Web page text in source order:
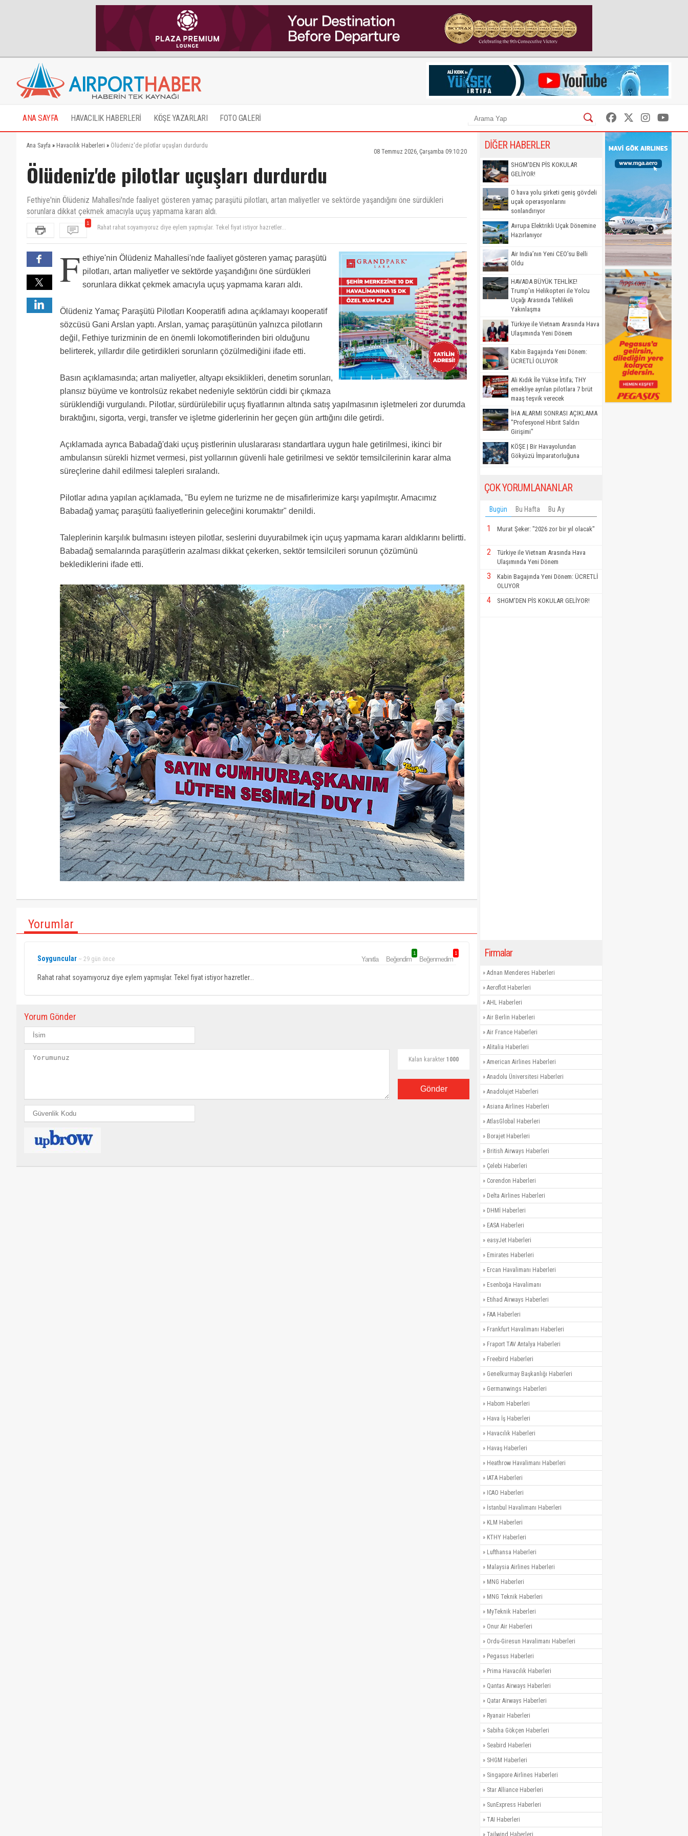
ANA SAYFA HAVACILIK HABERLERİ KÖŞE YAZARLARI FOTO GALERİ
Ana Sayfa » Havacılık Haberleri » Ölüdeniz'de pilotlar uçuşları durdurdu
08 Temmuz 2026, Çarşamba 09:10:20
Ölüdeniz'de pilotlar uçuşları durdurdu
Fethiye'nin Ölüdeniz Mahallesi'nde faaliyet gösteren yamaç paraşütü pilotları, artan maliyetler ve sektörde yaşandığını öne sürdükleri
sorunlara dikkat çekmek amacıyla uçuş yapmama kararı aldı.
1
Rahat rahat soyamıyoruz diye eylem yapmışlar. Tekel fiyat istiyor hazretler...
F ethiye'nin Ölüdeniz Mahallesi'nde faaliyet gösteren yamaç paraşütü
pilotları, artan maliyetler ve sektörde yaşandığını öne sürdükleri
sorunlara dikkat çekmek amacıyla uçuş yapmama kararı aldı.
Ölüdeniz Yamaç Paraşütü Pilotları Kooperatifi adına açıklamayı kooperatif
sözcüsü Gani Arslan yaptı. Arslan, yamaç paraşütünün yalnızca pilotların
değil, Fethiye turizminin de en önemli lokomotiflerinden biri olduğunu
belirterek, yıllardır dile getirdikleri sorunların çözülmediğini ifade etti.
Basın açıklamasında; artan maliyetler, altyapı eksiklikleri, denetim sorunları,
plansız büyüme ve kontrolsüz rekabet nedeniyle sektörün ciddi bir çıkmaza
sürüklendiği vurgulandı. Pilotlar, sürdürülebilir uçuş fiyatlarının altında satış yapılmasının işletmeleri zor durumda
bıraktığını, sigorta, vergi, transfer ve işletme giderlerinin her geçen gün arttığını dile getirdi.
Açıklamada ayrıca Babadağ'daki uçuş pistlerinin uluslararası standartlara uygun hale getirilmesi, ikinci bir
ambulansın sürekli hizmet vermesi, pist yollarının güvenli hale getirilmesi ve sektör temsilcilerinin karar alma
süreçlerine dahil edilmesi talepleri sıralandı.
Pilotlar adına yapılan açıklamada, "Bu eylem ne turizme ne de misafirlerimize karşı yapılmıştır. Amacımız
Babadağ yamaç paraşütü faaliyetlerinin geleceğini korumaktır" denildi.
Taleplerinin karşılık bulmasını isteyen pilotlar, seslerini duyurabilmek için uçuş yapmama kararı aldıklarını belirtti.
Babadağ semalarında paraşütlerin azalması dikkat çekerken, sektör temsilcileri sorunun çözümünü
beklediklerini ifade etti.
Yorumlar
Soyguncular ~ 29 gün önce Yanıtla Beğendim
1
Beğenmedim
1
Rahat rahat soyamıyoruz diye eylem yapmışlar. Tekel fiyat istiyor hazretler...
Yorum Gönder
Kalan karakter 1000
Gönder
DİĞER HABERLER
SHGM'DEN PİS KOKULAR
GELİYOR!
O hava yolu şirketi geniş gövdeli
uçak operasyonlarını
sonlandırıyor
Avrupa Elektrikli Uçak Dönemine
Hazırlanıyor
Air India’nın Yeni CEO’su Belli
Oldu
HAVADA BÜYÜK TEHLİKE!
Trump'ın Helikopteri ile Yolcu
Uçağı Arasında Tehlikeli
Yakınlaşma
Türkiye ile Vietnam Arasında Hava
Ulaşımında Yeni Dönem
Kabin Bagajında Yeni Dönem:
ÜCRETLİ OLUYOR
Ali Kıdık İle Yükse İrtifa; THY
emekliye ayrılan pilotlara 7 brüt
maaş teşvik verecek
İHA ALARMI SONRASI AÇIKLAMA
"Profesyonel Hibrit Saldırı
Girişimi"
KÖŞE | Bir Havayolundan
Gökyüzü İmparatorluğuna
ÇOK YORUMLANANLAR
Bugün Bu Hafta Bu Ay
1 Murat Şeker: "2026 zor bir yıl olacak"
2
Türkiye ile Vietnam Arasında Hava
Ulaşımında Yeni Dönem
3
Kabin Bagajında Yeni Dönem: ÜCRETLİ
OLUYOR
4 SHGM'DEN PİS KOKULAR GELİYOR!
Firmalar
» Adnan Menderes Haberleri
» Aeroflot Haberleri
» AHL Haberleri
» Air Berlin Haberleri
» Air France Haberleri
» Alitalia Haberleri
» American Airlines Haberleri
» Anadolu Üniversitesi Haberleri
» Anadolujet Haberleri
» Asiana Airlines Haberleri
» AtlasGlobal Haberleri
» Borajet Haberleri
» British Airways Haberleri
» Çelebi Haberleri
» Corendon Haberleri
» Delta Airlines Haberleri
» DHMİ Haberleri
» EASA Haberleri
» easyJet Haberleri
» Emirates Haberleri
» Ercan Havalimanı Haberleri
» Esenboğa Havalimanı
» Etihad Airways Haberleri
» FAA Haberleri
» Frankfurt Havalimanı Haberleri
» Fraport TAV Antalya Haberleri
» Freebird Haberleri
» Genelkurmay Başkanlığı Haberleri
» Germanwings Haberleri
» Habom Haberleri
» Hava İş Haberleri
» Havacılık Haberleri
» Havaş Haberleri
» Heathrow Havalimanı Haberleri
» IATA Haberleri
» ICAO Haberleri
» İstanbul Havalimanı Haberleri
» KLM Haberleri
» KTHY Haberleri
» Lufthansa Haberleri
» Malaysia Airlines Haberleri
» MNG Haberleri
» MNG Teknik Haberleri
» MyTeknik Haberleri
» Onur Air Haberleri
» Ordu-Giresun Havalimanı Haberleri
» Pegasus Haberleri
» Prima Havacılık Haberleri
» Qantas Airways Haberleri
» Qatar Airways Haberleri
» Ryanair Haberleri
» Sabiha Gökçen Haberleri
» Seabird Haberleri
» SHGM Haberleri
» Singapore Airlines Haberleri
» Star Alliance Haberleri
» SunExpress Haberleri
» TAI Haberleri
» Tailwind Haberleri